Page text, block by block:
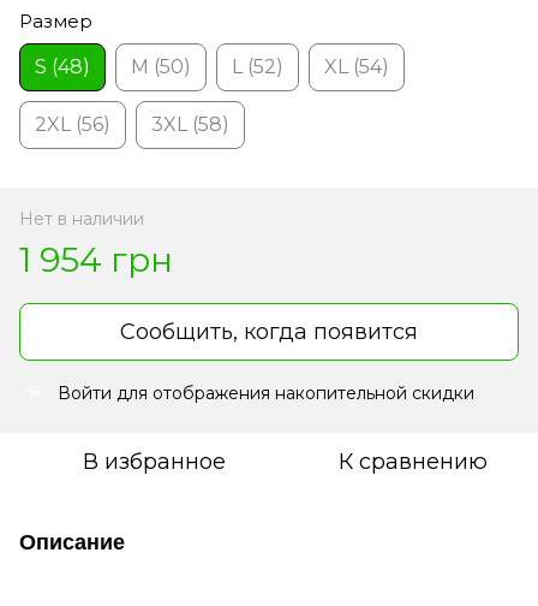
Размер
S (48)
M (50) L (52) XL (54)
2XL (56) 3XL (58)
Нет в наличии
1 954 грн
Сообщить, когда появится
Войти для отображения накопительной скидки
В избранное К сравнению
Описание